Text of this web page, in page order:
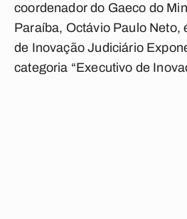
coordenador do Gaeco do
Paraíba, Octávio Paulo Neto,
de Inovação Judiciário
categoria “Executivo de